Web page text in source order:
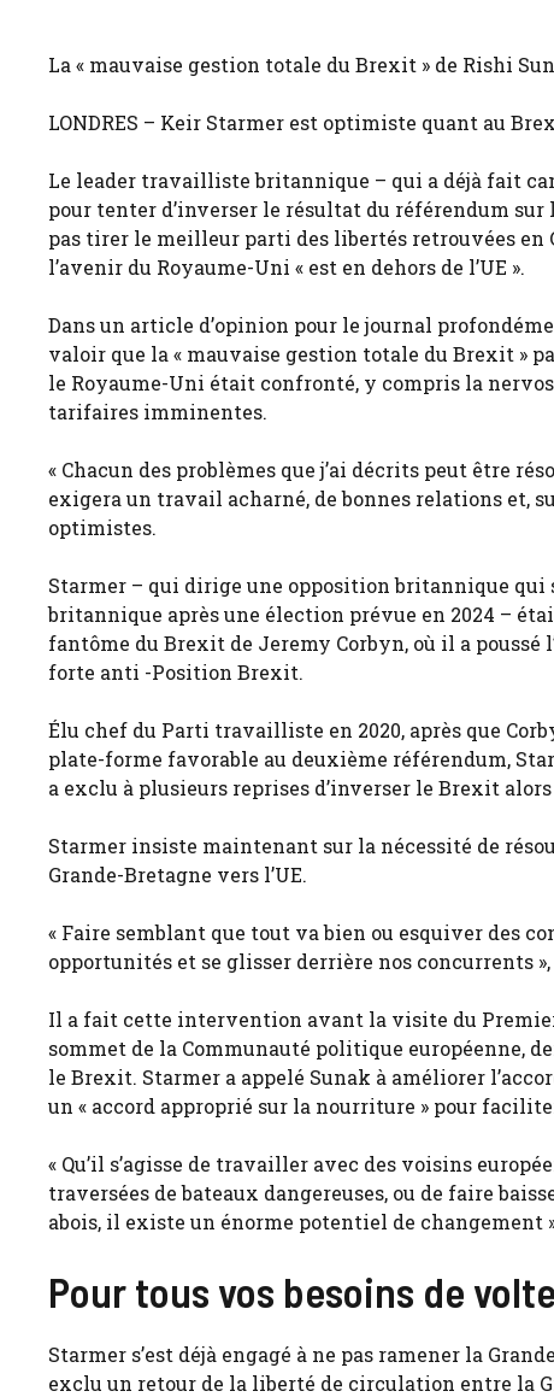
La « mauvaise gestion totale du Brexit » de Rishi
LONDRES – Keir Starmer est optimiste quant au
Le leader travailliste britannique – qui a déjà fait
pour tenter d’inverser le résultat du référendum sur
pas tirer le meilleur parti des libertés retrouvées en
l’avenir du Royaume-Uni « est en dehors de l’UE ».
Dans un article d’opinion pour le journal
valoir que la « mauvaise gestion totale du Brexit »
le Royaume-Uni était confronté, y compris la
tarifaires imminentes.
« Chacun des problèmes que j’ai décrits peut être
exigera un travail acharné, de bonnes relations et,
optimistes.
Starmer – qui dirige une opposition britannique
britannique après une élection prévue en 2024 –
fantôme du Brexit de Jeremy Corbyn, où il a
forte anti -Position Brexit.
Élu chef du Parti travailliste en 2020, après que
plate-forme favorable au deuxième référendum,
a exclu à plusieurs reprises d’inverser le Brexit
Starmer insiste maintenant sur la nécessité de
Grande-Bretagne vers l’UE.
« Faire semblant que tout va bien ou esquiver des
opportunités et se glisser derrière nos concurrents
Il a fait cette intervention avant la visite du
sommet de la Communauté politique européenne,
le Brexit. Starmer a appelé Sunak à améliorer
un « accord approprié sur la nourriture » pour
« Qu’il s’agisse de travailler avec des voisins
traversées de bateaux dangereuses, ou de faire
abois, il existe un énorme potentiel de changement
Pour tous vos besoins de
Starmer s’est déjà engagé à ne pas ramener la
exclu un retour de la liberté de circulation entre la